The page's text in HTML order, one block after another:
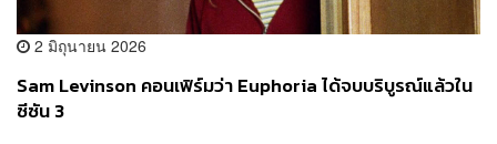
2 มิถุนายน 2026
Sam Levinson คอนเฟิร์มว่า Euphoria ได้จบบริบูรณ์แล้วใน
ซีซัน 3